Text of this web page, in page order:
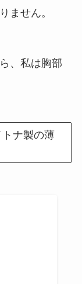
ません。
、私は胸部
ナ製の薄